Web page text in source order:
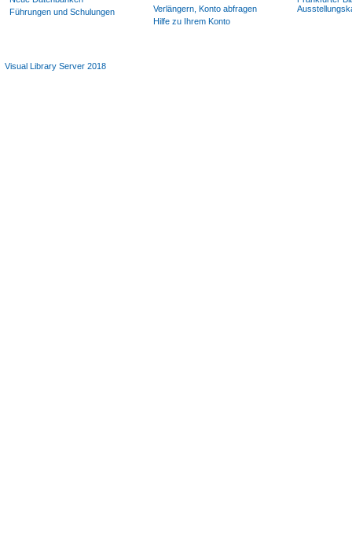
Führungen und Schulungen
Verlängern, Konto abfragen
Hilfe zu Ihrem Konto
Visual Library Server 2018